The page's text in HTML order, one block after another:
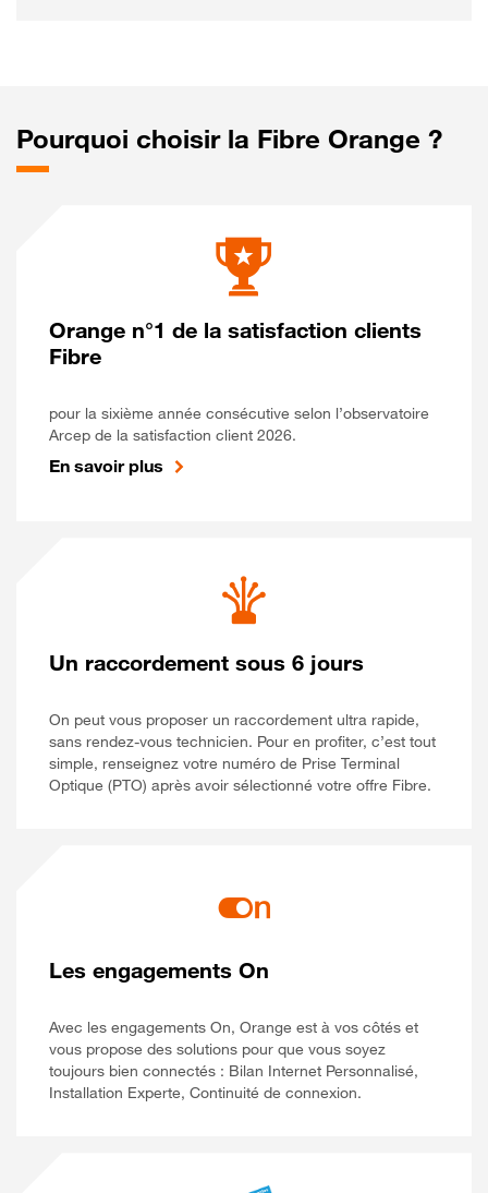
Pourquoi choisir la Fibre Orange ?
Orange n°1 de la satisfaction clients
Fibre
pour la sixième année consécutive selon l’observatoire
Arcep de la satisfaction client 2026.
En savoir plus
Un raccordement sous 6 jours
On peut vous proposer un raccordement ultra rapide,
sans rendez-vous technicien. Pour en profiter, c’est tout
simple, renseignez votre numéro de Prise Terminal
Optique (PTO) après avoir sélectionné votre offre Fibre.
Les engagements On
Avec les engagements On, Orange est à vos côtés et
vous propose des solutions pour que vous soyez
toujours bien connectés : Bilan Internet Personnalisé,
Installation Experte, Continuité de connexion.